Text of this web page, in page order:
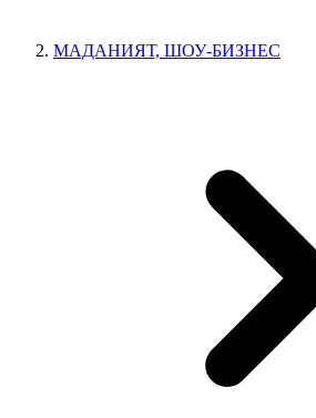
МАДАНИЯТ, ШОУ-БИЗНЕС